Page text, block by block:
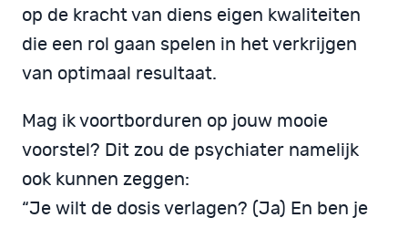
op de kracht van diens eigen kwaliteiten
die een rol gaan spelen in het verkrijgen
van optimaal resultaat.
Mag ik voortborduren op jouw mooie
voorstel? Dit zou de psychiater namelijk
ook kunnen zeggen:
“Je wilt de dosis verlagen? (Ja) En ben je